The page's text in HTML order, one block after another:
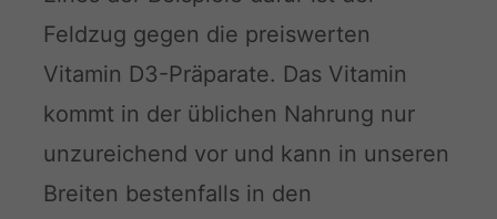
Feldzug gegen die preiswerten
Vitamin D3-Präparate. Das Vitamin
kommt in der üblichen Nahrung nur
unzureichend vor und kann in unseren
Breiten bestenfalls in den